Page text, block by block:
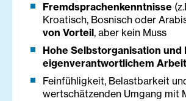
Fremdsprachenkenntnisse
Kroatisch, Bosnisch oder
von Vorteil, aber kein Muss
Hohe Selbstorganisation und
eigenverantwortlichem
Feinfühligkeit, Belastbarkeit
wertschätzenden Umgang mit